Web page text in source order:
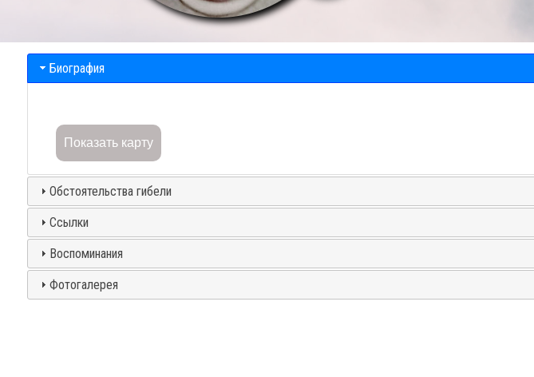
Биография
Показать карту
Обстоятельства гибели
Ссылки
Воспоминания
Фотогалерея